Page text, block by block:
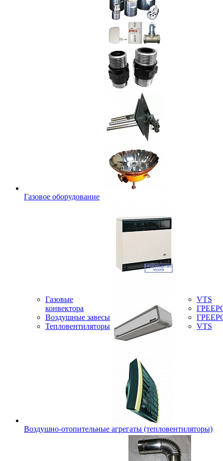
Газовое оборудование
Газовые
конвектора
Воздушные завесы
Тепловентиляторы
VTS
VTS
Воздушно-отопительные агрегаты (тепловентиляторы)